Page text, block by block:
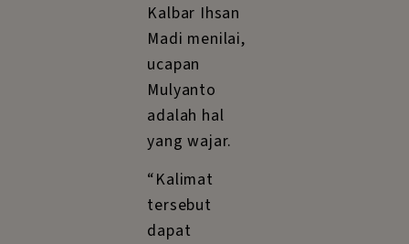
Kalbar Ihsan
Madi menilai,
ucapan
Mulyanto
adalah hal
yang wajar.
“Kalimat
tersebut
dapat